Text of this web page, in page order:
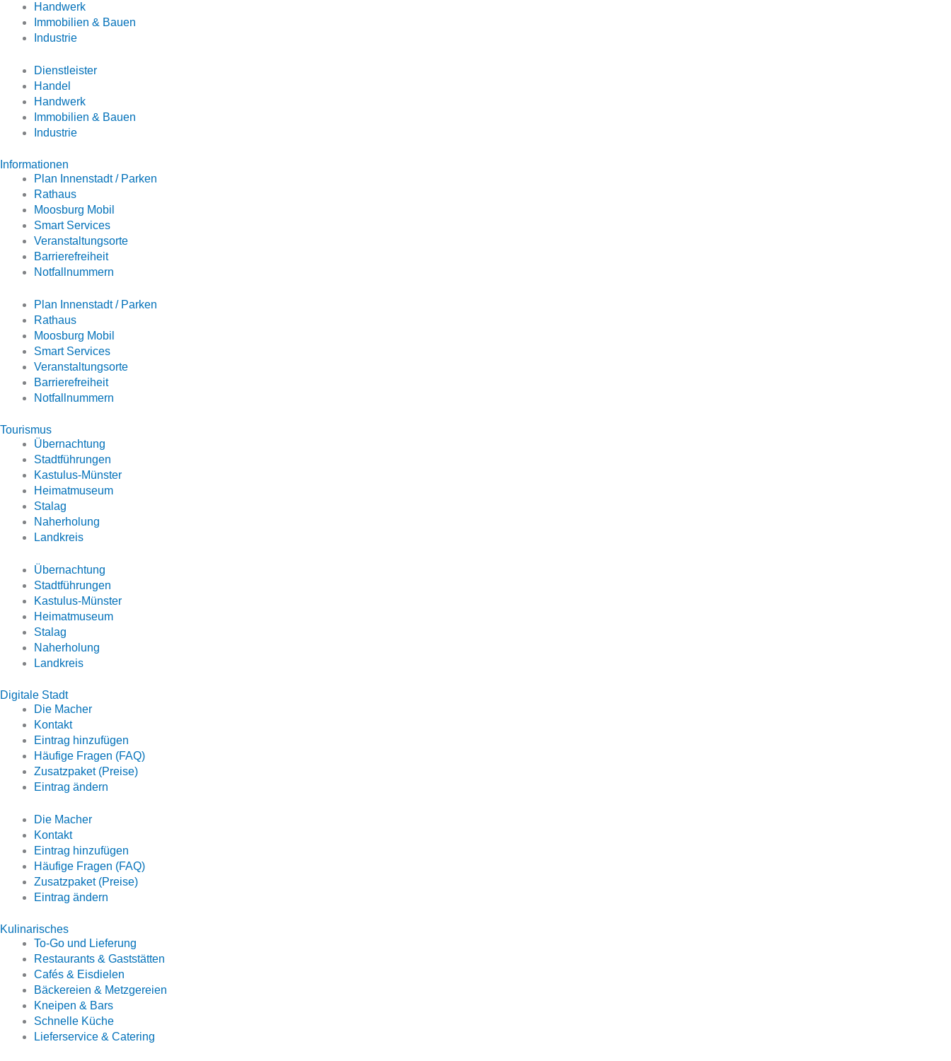
Handwerk
Immobilien & Bauen
Industrie
Dienstleister
Handel
Handwerk
Immobilien & Bauen
Industrie
Informationen
Plan Innenstadt / Parken
Rathaus
Moosburg Mobil
Smart Services
Veranstaltungsorte
Barrierefreiheit
Notfallnummern
Plan Innenstadt / Parken
Rathaus
Moosburg Mobil
Smart Services
Veranstaltungsorte
Barrierefreiheit
Notfallnummern
Tourismus
Übernachtung
Stadtführungen
Kastulus-Münster
Heimatmuseum
Stalag
Naherholung
Landkreis
Übernachtung
Stadtführungen
Kastulus-Münster
Heimatmuseum
Stalag
Naherholung
Landkreis
Digitale Stadt
Die Macher
Kontakt
Eintrag hinzufügen
Häufige Fragen (FAQ)
Zusatzpaket (Preise)
Eintrag ändern
Die Macher
Kontakt
Eintrag hinzufügen
Häufige Fragen (FAQ)
Zusatzpaket (Preise)
Eintrag ändern
Kulinarisches
To-Go und Lieferung
Restaurants & Gaststätten
Cafés & Eisdielen
Bäckereien & Metzgereien
Kneipen & Bars
Schnelle Küche
Lieferservice & Catering